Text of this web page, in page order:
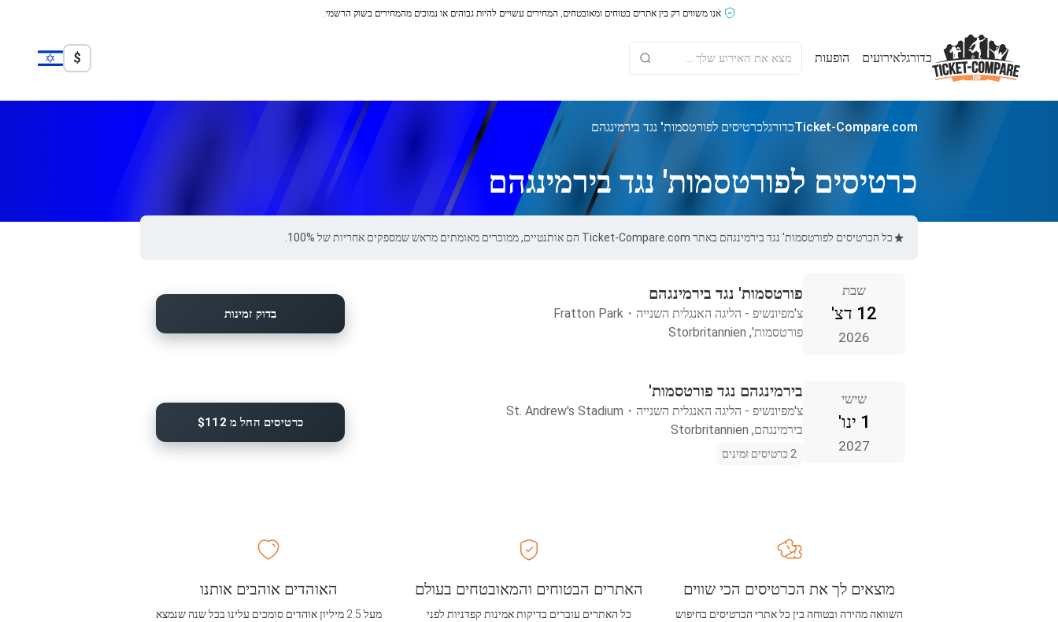
אנו משווים רק בין אתרים בטוחים ומאובטחים, המחירים עשויים להיות גבוהים או נמוכים מהמחירים בשוק הרשמי.
כדורגלאירועים הופעות $
Ticket-Compare.comכדורגלכרטיסים לפורטסמות' נגד בירמינגהם
כרטיסים לפורטסמות' נגד בירמינגהם
כל הכרטיסים לפורטסמות' נגד בירמינגהם באתר Ticket-Compare.com הם אותנטיים, ממוכרים מאומתים מראש שמספקים אחריות של 100%.
שבת
12 דצ'
2026
פורטסמות' נגד בירמינגהם
צ'מפיונשיפ - הליגה האנגלית השנייה ・
Fratton Park
פורטסמות', Storbritannien
בדוק זמינות
שישי
1 ינו'
2027
בירמינגהם נגד פורטסמות'
צ'מפיונשיפ - הליגה האנגלית השנייה ・
St. Andrew's Stadium
בירמינגהם, Storbritannien
2 כרטיסים זמינים
כרטיסים החל מ $112
האתרים הבטוחים והמאובטחים בעולם
כל האתרים עוברים בדיקות אמינות קפדניות לפני
מוצאים לך את הכרטיסים הכי שווים
השוואה מהירה ובטוחה בין כל אתרי הכרטיסים בחיפוש
האוהדים אוהבים אותנו
מעל 2.5 מיליון אוהדים סומכים עלינו בכל שנה שנמצא